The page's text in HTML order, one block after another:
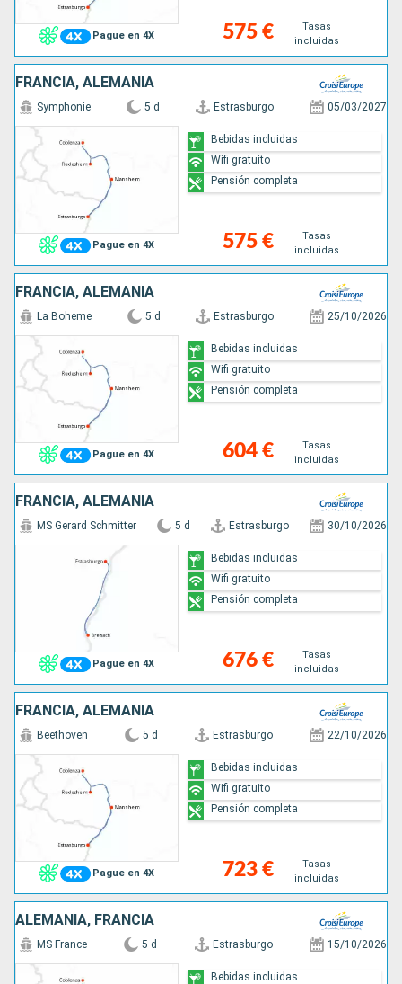
Pague en 4X 575 €
Tasas
incluidas
FRANCIA, ALEMANIA
Pague en 4X
Symphonie 5 d Estrasburgo 05/03/2027
575 €
Tasas
incluidas
Bebidas incluidas
Wifi gratuito
Pensión completa
FRANCIA, ALEMANIA
Pague en 4X
La Boheme 5 d Estrasburgo 25/10/2026
604 €
Tasas
incluidas
Bebidas incluidas
Wifi gratuito
Pensión completa
FRANCIA, ALEMANIA
Pague en 4X
MS Gerard Schmitter 5 d Estrasburgo 30/10/2026
676 €
Tasas
incluidas
Bebidas incluidas
Wifi gratuito
Pensión completa
FRANCIA, ALEMANIA
Pague en 4X
Beethoven 5 d Estrasburgo 22/10/2026
723 €
Tasas
incluidas
Bebidas incluidas
Wifi gratuito
Pensión completa
ALEMANIA, FRANCIA
MS France 5 d Estrasburgo 15/10/2026
Bebidas incluidas